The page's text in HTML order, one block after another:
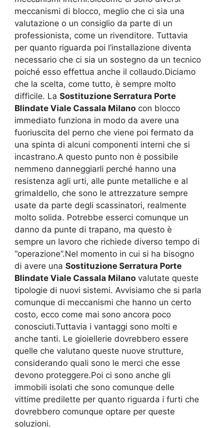
meccanismi di blocco, meglio che ci sia una
valutazione o un consiglio da parte di un
professionista, come un rivenditore. Tuttavia
per quanto riguarda poi l’installazione diventa
necessario che ci sia un sostegno da un tecnico
poiché esso effettua anche il collaudo.Diciamo
che la scelta, come tutto, è sempre molto
difficile. La Sostituzione Serratura Porte
Blindate Viale Cassala Milano con blocco
immediato funziona in modo da avere una
fuoriuscita del perno che viene poi fermato da
una spinta di alcuni componenti interni che si
incastrano.A questo punto non è possibile
nemmeno danneggiarli perché hanno una
resistenza agli urti, alle punte metalliche e al
grimaldello, che sono le attrezzature sempre
usate da parte degli scassinatori, realmente
molto solida. Potrebbe esserci comunque un
danno da punte di trapano, ma questo è
sempre un lavoro che richiede diverso tempo di
“operazione”.Nel momento in cui si ha bisogno
di avere una Sostituzione Serratura Porte
Blindate Viale Cassala Milano valutate queste
tipologie di nuovi sistemi. Avvisiamo che si parla
comunque di meccanismi che hanno un certo
costo, ecco come mai sono ancora poco
conosciuti.Tuttavia i vantaggi sono molti e
anche tanti. Le gioiellerie dovrebbero essere
quelle che valutano queste nuove strutture,
considerando quali sono le merci che esse
devono proteggere.Poi ci sono anche gli
immobili isolati che sono comunque delle
vittime predilette per quanto riguarda i furti che
dovrebbero comunque optare per queste
soluzioni.